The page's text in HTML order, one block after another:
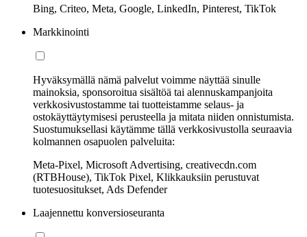
Bing, Criteo, Meta, Google, LinkedIn, Pinterest, TikTok
Markkinointi
Hyväksymällä nämä palvelut voimme näyttää sinulle
mainoksia, sponsoroitua sisältöä tai alennuskampanjoita
verkkosivustostamme tai tuotteistamme selaus- ja
ostokäyttäytymisesi perusteella ja mitata niiden onnistumista.
Suostumuksellasi käytämme tällä verkkosivustolla seuraavia
kolmannen osapuolen palveluita:
Meta-Pixel, Microsoft Advertising, creativecdn.com
(RTBHouse), TikTok Pixel, Klikkauksiin perustuvat
tuotesuositukset, Ads Defender
Laajennettu konversioseuranta